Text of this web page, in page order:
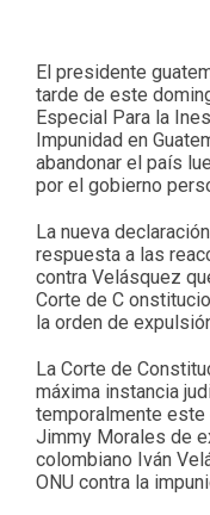
El presidente
tarde de este
Especial Para la
Impunidad en
abandonar el país
por el gobierno
La nueva
respuesta a las
contra Velásquez
Corte de C
la orden de
La Corte de
máxima instancia
temporalmente
Jimmy Morales de
colombiano Iván
ONU contra la